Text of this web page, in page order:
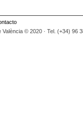
© 2020 · Tel. (+34) 96